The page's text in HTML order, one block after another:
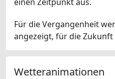
Für die Vergangenheit
angezeigt, für die Zukunft
Wetteranimationen